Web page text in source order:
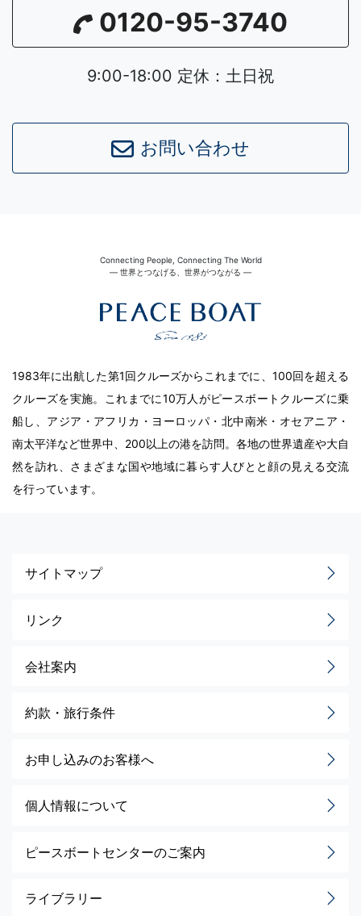
0120-95-3740
9:00-18:00 定休：土日祝
お問い合わせ
Connecting People, Connecting The World
― 世界とつなげる、世界がつながる ―
1983年に出航した第1回クルーズからこれまでに、100回を超える
クルーズを実施。これまでに10万人がピースボートクルーズに乗
船し、アジア・アフリカ・ヨーロッパ・北中南米・オセアニア・
南太平洋など世界中、200以上の港を訪問。各地の世界遺産や大自
然を訪れ、さまざまな国や地域に暮らす人びとと顔の見える交流
を行っています。
サイトマップ
リンク
会社案内
約款・旅行条件
お申し込みのお客様へ
個人情報について
ピースボートセンターのご案内
ライブラリー